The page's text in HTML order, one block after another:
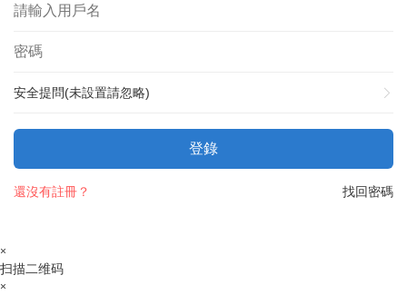
安全提問(未設置請忽略)
登錄
找回密碼
還沒有註冊？
×
扫描二维码
×